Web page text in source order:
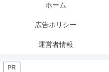
ホーム
広告ポリシー
運営者情報
PR